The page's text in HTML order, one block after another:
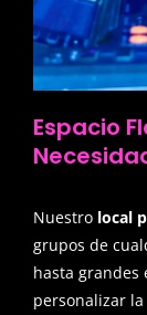
Espacio
Nuestro local
grupos de
hasta grandes
personalizar